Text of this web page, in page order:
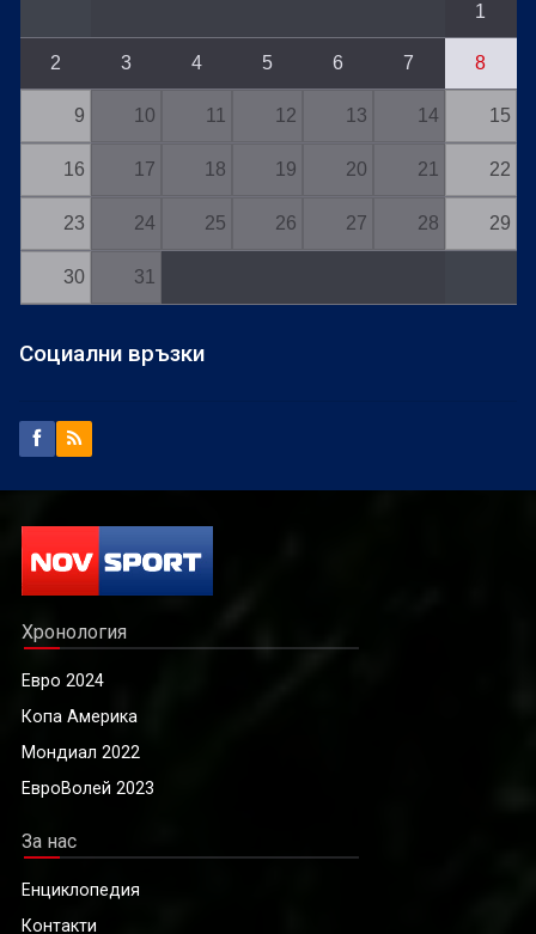
1
2 3 4 5 6 7 8
9 10 11 12 13 14 15
16 17 18 19 20 21 22
23 24 25 26 27 28 29
30 31
Социални връзки
Хронология
Евро 2024
Копа Америка
Мондиал 2022
ЕвроВолей 2023
За нас
Енциклопедия
Контакти